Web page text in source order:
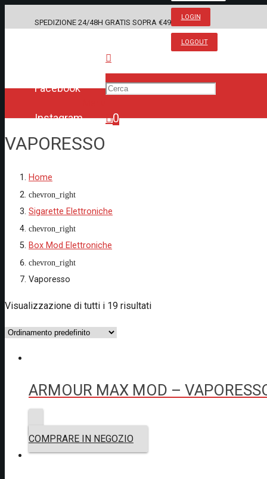
SPEDIZIONE 24/48H GRATIS SOPRA €49
LOGIN
LOGOUT
Facebook
Instagram 0
VAPORESSO
Home
chevron_right
Sigarette Elettroniche
chevron_right
Box Mod Elettroniche
chevron_right
Vaporesso
Visualizzazione di tutti i 19 risultati
ARMOUR MAX MOD –
COMPRARE IN NEGOZIO